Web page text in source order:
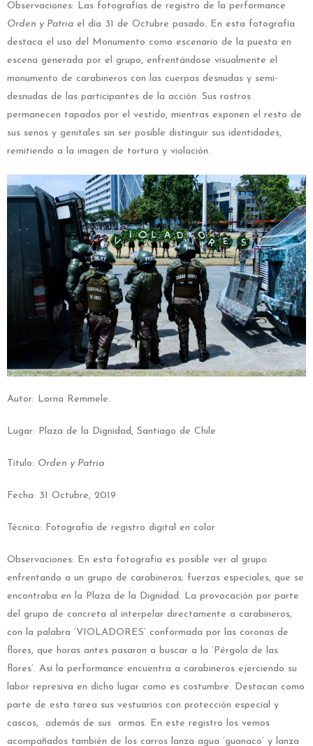
Observaciones: Las fotografías de registro de la performance
Orden y Patria el día 31 de Octubre pasado. En esta fotografía
destaca el uso del Monumento como escenario de la puesta en
escena generada por el grupo, enfrentándose visualmente el
monumento de carabineros con las cuerpas desnudas y semi-
desnudas de las participantes de la acción. Sus rostros
permanecen tapados por el vestido, mientras exponen el resto de
sus senos y genitales sin ser posible distinguir sus identidades,
remitiendo a la imagen de tortura y violación.
Autor: Lorna Remmele.
Lugar: Plaza de la Dignidad, Santiago de Chile
Título: Orden y Patria
Fecha: 31 Octubre, 2019
Técnica: Fotografía de registro digital en color
Observaciones: En esta fotografía es posible ver al grupo
enfrentando a un grupo de carabineros; fuerzas especiales, que se
encontraba en la Plaza de la Dignidad. La provocación por parte
del grupo de concreta al interpelar directamente a carabineros,
con la palabra ‘VIOLADORES’ conformada por las coronas de
flores, que horas antes pasaron a buscar a la ‘Pérgola de las
flores’. Así la performance encuentra a carabineros ejerciendo su
labor represiva en dicho lugar como es costumbre. Destacan como
parte de esta tarea sus vestuarios con protección especial y
cascos, además de sus armas. En este registro los vemos
acompañados también de los carros lanza agua ‘guanaco’ y lanza